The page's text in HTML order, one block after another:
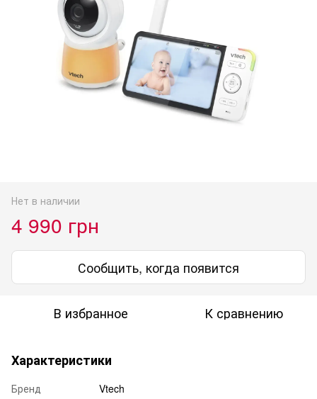
Нет в наличии
4 990 грн
Сообщить, когда появится
В избранное К сравнению
Характеристики
Бренд
Vtech